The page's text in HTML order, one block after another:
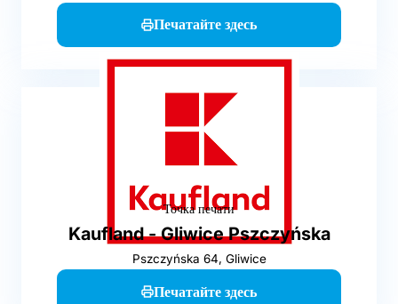
Печатайте здесь
Точка печати
Kaufland - Gliwice Pszczyńska
Pszczyńska 64, Gliwice
Печатайте здесь